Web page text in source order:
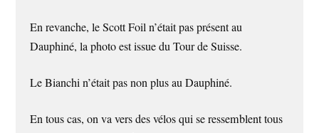
En revanche, le Scott Foil n’était pas présent au
Dauphiné, la photo est issue du Tour de Suisse.
Le Bianchi n’était pas non plus au Dauphiné.
En tous cas, on va vers des vélos qui se ressemblent tous